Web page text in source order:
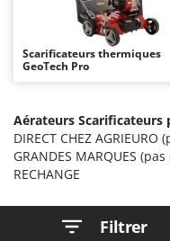
Autolaveuses
Autres produits
Bancs de scie
Barbecues
Bennes pour
Brosses pour sols
Brouettes à moteur
Ambrogio Robot
Annovi Reverberi
ANTHBOT
Arco
Ardes
Argo
Ariete
Artus
Scarificateurs thermiques
GeoTech Pro
Aérateurs Scarificateurs
DIRECT CHEZ
GRANDES MARQUES
RECHANGE
Filtrer